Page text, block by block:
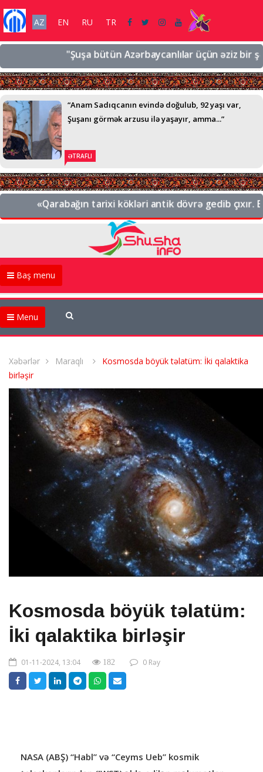
AZ EN RU TR
"Şuşa bütün Azərbaycanlılar üçün əziz bir
“Anam Sadıqcanın evində doğulub, 92 yaşı var,
Şuşanı görmək arzusu ilə yaşayır, amma...”
ƏTRAFLI
«Qarabağın tarixi kökləri antik dövrə gedib çıxır.
Baş menu
Menu
Xəbərlər Maraqlı
Kosmosda böyük təlatüm: İki qalaktika
birləşir
Kosmosda böyük təlatüm:
İki qalaktika birləşir
01-11-2024, 13:04 182 0 Rəy
NASA (ABŞ) “Habl” və “Ceyms Ueb” kosmik